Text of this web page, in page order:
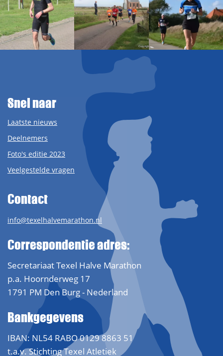
Snel naar
Laatste nieuws
Deelnemers
Foto's editie 2023
Veelgestelde vragen
Contact
info@texelhalvemarathon.nl
Correspondentie adres:
Secretariaat Texel Halve Marathon
p.a. Hoornderweg 17
1791 PM Den Burg - Nederland
Bankgegevens
IBAN: NL54 RABO 0129 8863 51
t.a.v. Stichting Texel Atletiek